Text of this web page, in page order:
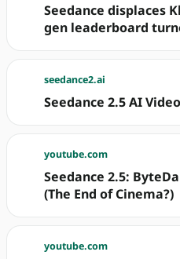
Seedance displaces
gen leaderboard
seedance2.ai
Seedance 2.5 AI Video
youtube.com
Seedance 2.5:
(The End of Cinema?)
youtube.com